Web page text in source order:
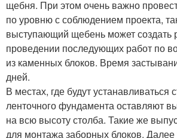
щебня. При этом очень важно
по уровню с соблюдением проекта,
выступающий щебень может создать
проведении последующих работ по
из каменных блоков. Время
дней.
В местах, где будут устанавливаться
ленточного фундамента оставляют
на всю высоту столба. Такие же
для монтажа заборных блоков. Далее